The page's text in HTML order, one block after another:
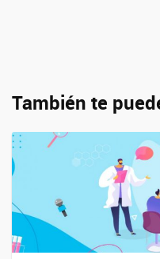
También te